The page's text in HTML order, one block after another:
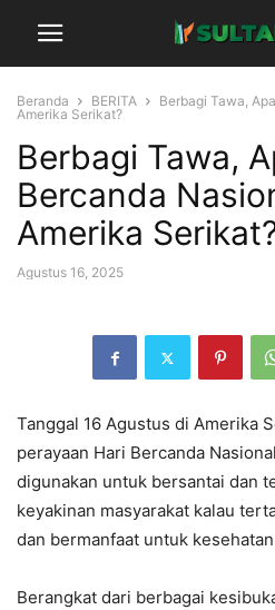
Beranda BERITA
Berbagi Tawa,
Amerika Serikat?
Berbagi Tawa,
Bercanda
Amerika
Agustus 16, 2025
Tanggal 16 Agustus di Amerika
perayaan Hari Bercanda
digunakan untuk bersantai dan
keyakinan masyarakat kalau
dan bermanfaat untuk
Berangkat dari berbagai